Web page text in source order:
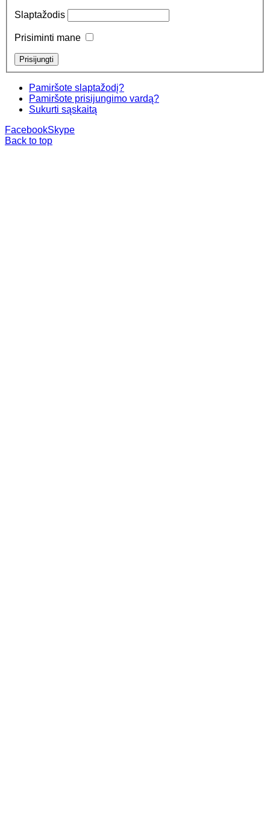
Slaptažodis
Prisiminti mane
Pamiršote slaptažodį?
Pamiršote prisijungimo vardą?
Sukurti sąskaitą
FacebookSkype
Back to top